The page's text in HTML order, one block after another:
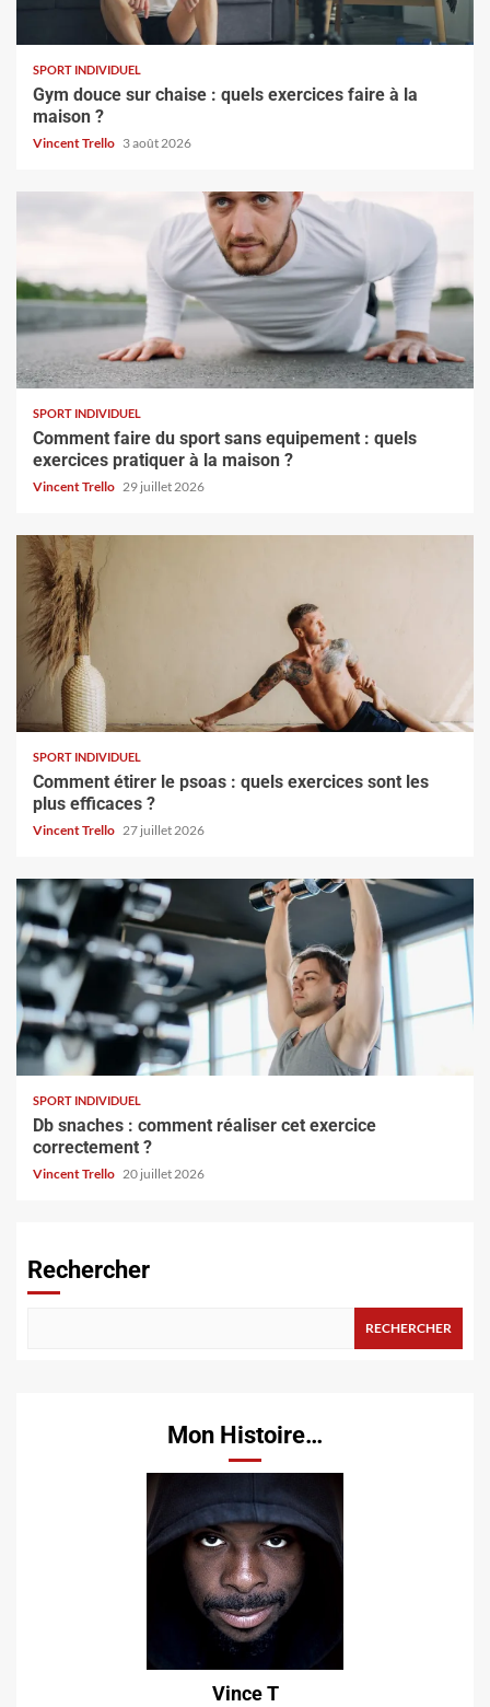
SPORT INDIVIDUEL
Gym douce sur chaise : quels exercices faire à la
maison ?
Vincent Trello 3 août 2026
SPORT INDIVIDUEL
Comment faire du sport sans equipement : quels
exercices pratiquer à la maison ?
Vincent Trello 29 juillet 2026
SPORT INDIVIDUEL
Comment étirer le psoas : quels exercices sont les
plus efficaces ?
Vincent Trello 27 juillet 2026
SPORT INDIVIDUEL
Db snaches : comment réaliser cet exercice
correctement ?
Vincent Trello 20 juillet 2026
Rechercher
RECHERCHER
Mon Histoire…
Vince T